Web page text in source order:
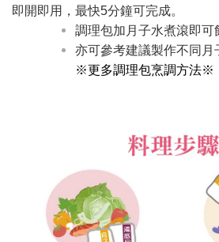
即開即用，最快5分鐘可完成。
調理包加月子水煮滾即可
亦可參考建議製作不同月
※更多調理包烹調方法※